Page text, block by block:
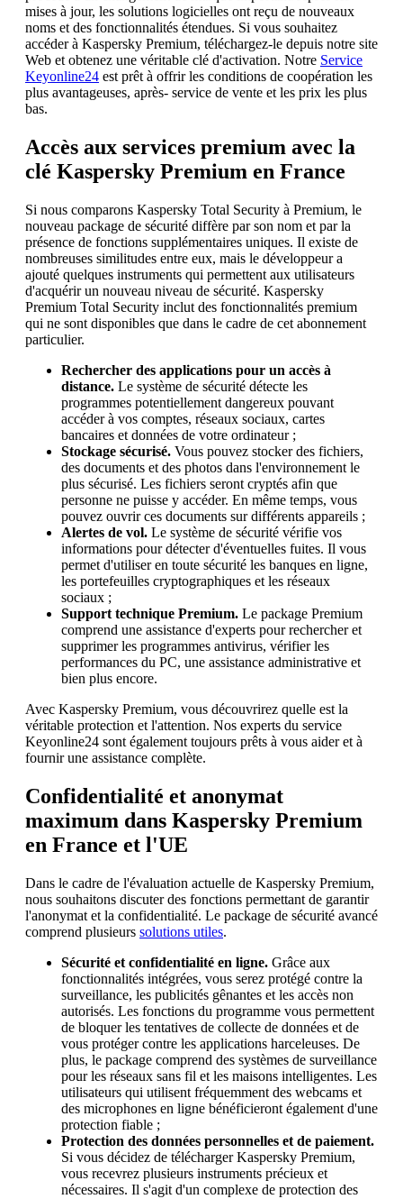
mises à jour, les solutions logicielles ont reçu de nouveaux
noms et des fonctionnalités étendues. Si vous souhaitez
accéder à Kaspersky Premium, téléchargez-le depuis notre site
Web et obtenez une véritable clé d'activation. Notre Service
Keyonline24 est prêt à offrir les conditions de coopération les
plus avantageuses, après- service de vente et les prix les plus
bas.
Accès aux services premium avec la
clé Kaspersky Premium en France
Si nous comparons Kaspersky Total Security à Premium, le
nouveau package de sécurité diffère par son nom et par la
présence de fonctions supplémentaires uniques. Il existe de
nombreuses similitudes entre eux, mais le développeur a
ajouté quelques instruments qui permettent aux utilisateurs
d'acquérir un nouveau niveau de sécurité. Kaspersky
Premium Total Security inclut des fonctionnalités premium
qui ne sont disponibles que dans le cadre de cet abonnement
particulier.
Rechercher des applications pour un accès à
distance. Le système de sécurité détecte les
programmes potentiellement dangereux pouvant
accéder à vos comptes, réseaux sociaux, cartes
bancaires et données de votre ordinateur ;
Stockage sécurisé. Vous pouvez stocker des fichiers,
des documents et des photos dans l'environnement le
plus sécurisé. Les fichiers seront cryptés afin que
personne ne puisse y accéder. En même temps, vous
pouvez ouvrir ces documents sur différents appareils ;
Alertes de vol. Le système de sécurité vérifie vos
informations pour détecter d'éventuelles fuites. Il vous
permet d'utiliser en toute sécurité les banques en ligne,
les portefeuilles cryptographiques et les réseaux
sociaux ;
Support technique Premium. Le package Premium
comprend une assistance d'experts pour rechercher et
supprimer les programmes antivirus, vérifier les
performances du PC, une assistance administrative et
bien plus encore.
Avec Kaspersky Premium, vous découvrirez quelle est la
véritable protection et l'attention. Nos experts du service
Keyonline24 sont également toujours prêts à vous aider et à
fournir une assistance complète.
Confidentialité et anonymat
maximum dans Kaspersky Premium
en France et l'UE
Dans le cadre de l'évaluation actuelle de Kaspersky Premium,
nous souhaitons discuter des fonctions permettant de garantir
l'anonymat et la confidentialité. Le package de sécurité avancé
comprend plusieurs solutions utiles.
Sécurité et confidentialité en ligne. Grâce aux
fonctionnalités intégrées, vous serez protégé contre la
surveillance, les publicités gênantes et les accès non
autorisés. Les fonctions du programme vous permettent
de bloquer les tentatives de collecte de données et de
vous protéger contre les applications harceleuses. De
plus, le package comprend des systèmes de surveillance
pour les réseaux sans fil et les maisons intelligentes. Les
utilisateurs qui utilisent fréquemment des webcams et
des microphones en ligne bénéficieront également d'une
protection fiable ;
Protection des données personnelles et de paiement.
Si vous décidez de télécharger Kaspersky Premium,
vous recevrez plusieurs instruments précieux et
nécessaires. Il s'agit d'un complexe de protection des